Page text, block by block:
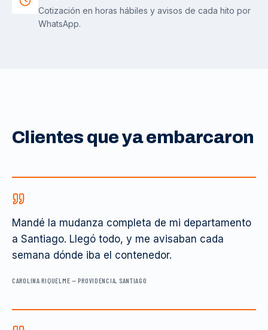
Cotización en horas hábiles y avisos de cada hito por
WhatsApp.
Clientes que ya embarcaron
Mandé la mudanza completa de mi departamento
a Santiago. Llegó todo, y me avisaban cada
semana dónde iba el contenedor.
CAROLINA RIQUELME —PROVIDENCIA, SANTIAGO